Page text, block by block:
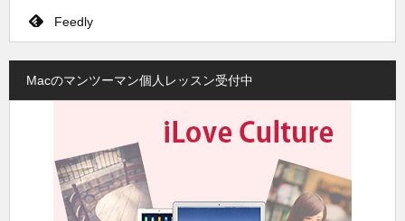
Feedly
Macのマンツーマン個人レッスン受付中